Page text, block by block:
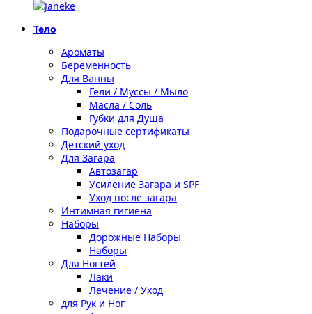
Тело
Ароматы
Беременность
Для Ванны
Гели / Муссы / Мыло
Масла / Соль
Губки для Душа
Подарочные сертификаты
Детский уход
Для Загара
Автозагар
Усиление Загара и SPF
Уход после загара
Интимная гигиена
Наборы
Дорожные Наборы
Наборы
Для Ногтей
Лаки
Лечение / Уход
для Рук и Ног